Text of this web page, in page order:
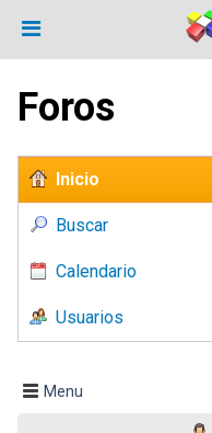
Foros
Inicio
Buscar
Calendario
Usuarios
Menu